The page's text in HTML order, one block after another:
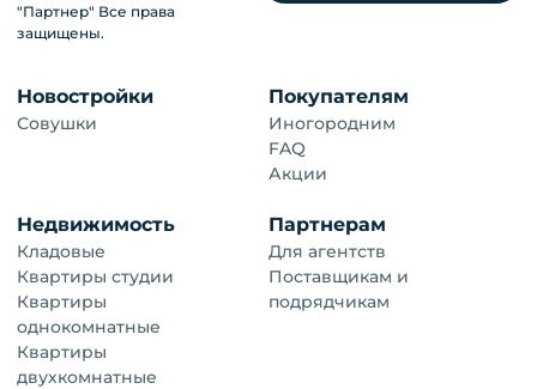
"Партнер" Все права
защищены.
Новостройки
Совушки
Покупателям
Иногородним
FAQ
Акции
Недвижимость
Кладовые
Квартиры студии
Квартиры
однокомнатные
Квартиры
двухкомнатные
Партнерам
Для агентств
Поставщикам и
подрядчикам